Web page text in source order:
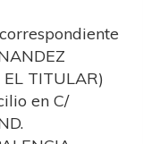
correspondiente
TITULAR)
en C/